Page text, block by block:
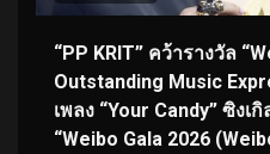
“PP KRIT” คว้ารางวัล
Outstanding Music
เพลง “Your Candy” ซิง
“Weibo Gala 2026